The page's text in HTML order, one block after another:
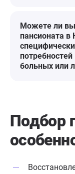
Можете ли
пансионата в
больных или
Подбор